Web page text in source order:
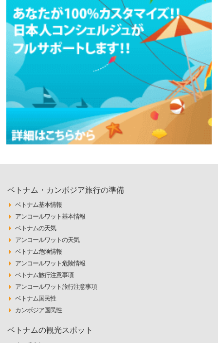
ベトナム・カンボジア旅行の準備
ベトナム基本情報
アンコールワット基本情報
ベトナムの天気
アンコールワットの天気
ベトナム危険情報
アンコールワット危険情報
ベトナム旅行注意事項
アンコールワット旅行注意事項
ベトナム国民性
カンボジア国民性
ベトナムの観光スポット